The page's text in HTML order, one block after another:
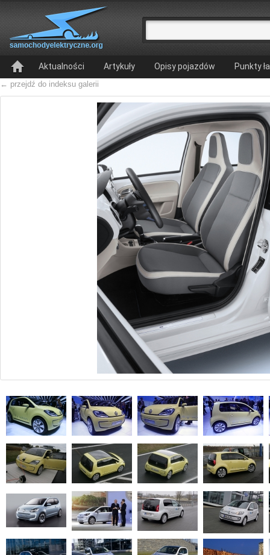
Aktualności Artykuły Opisy pojazdów Punkty
← przejdź do indeksu galerii